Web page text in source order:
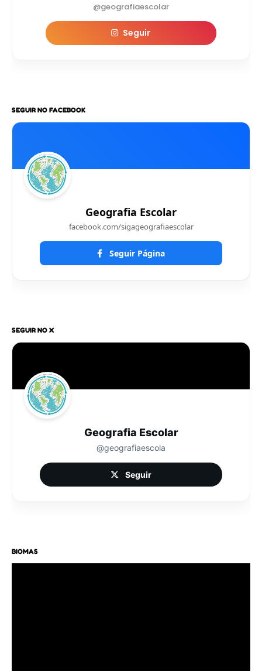
@geografiaescolar
Seguir
SEGUIR NO FACEBOOK
Geografia Escolar
facebook.com/sigageografiaescolar
Seguir Página
SEGUIR NO X
Geografia Escolar
@geografiaescola
Seguir
BIOMAS